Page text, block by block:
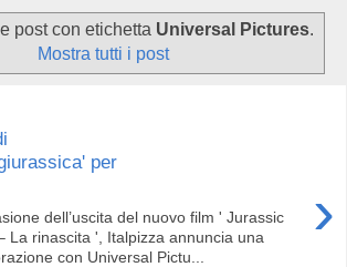
post con etichetta Universal Pictures.
Mostra tutti i post
per
›
dell’uscita del nuovo film ' Jurassic
La rinascita ', Italpizza annuncia una
con Universal Pictu...